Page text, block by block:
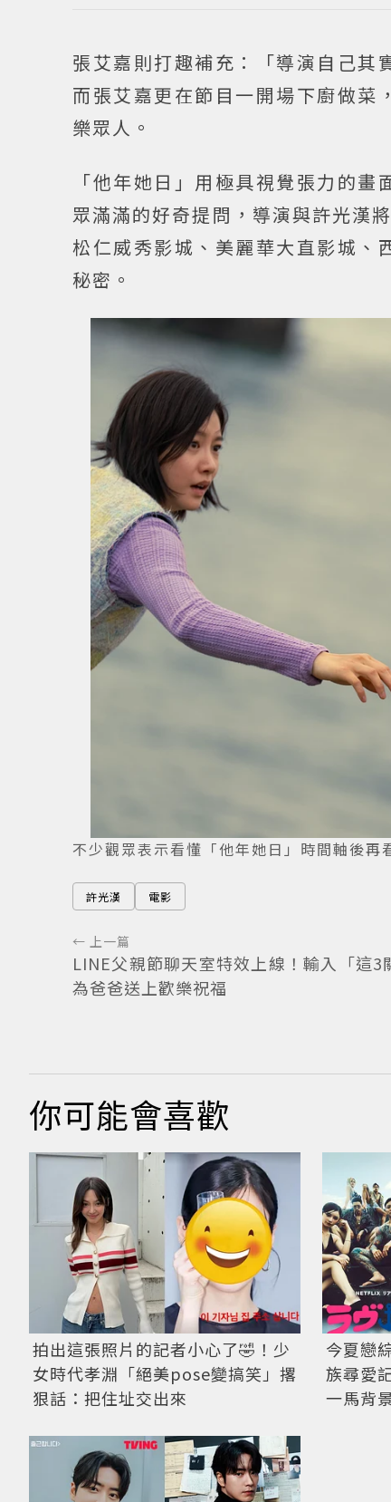
張艾嘉則打趣補充：「導演自己其
而張艾嘉更在節目一開場下廚做菜
樂眾人。
「他年她日」用極具視覺張力的
眾滿滿的好奇提問，導演與許光漢
松仁威秀影城、美麗華大直影城、
秘密。
不少觀眾表示看懂「他年她日」時間軸後
許光漢 電影
← 上一篇
LINE父親節聊天室特效上線！輸入「這3
為爸爸送上歡樂祝福
你可能會喜歡
拍出這張照片的記者小心了🤣！少
女時代孝淵「絕美pose變搞笑」撂
狠話：把住址交出來
今夏戀
族尋愛
一馬背